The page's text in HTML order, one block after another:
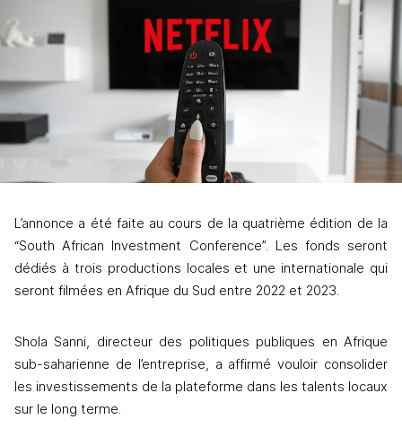
L’annonce a été faite au cours de la quatrième édition de la
“South African Investment Conference”. Les fonds seront
dédiés à trois productions locales et une internationale qui
seront filmées en Afrique du Sud entre 2022 et 2023.
Shola Sanni, directeur des politiques publiques en Afrique
sub-saharienne de l’entreprise, a affirmé vouloir consolider
les investissements de la plateforme dans les talents locaux
sur le long terme.